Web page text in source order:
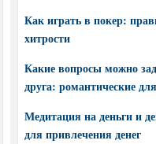
Как играть в покер:
хитрости
Какие вопросы можно
друга: романтические
Медитация на деньги и
для привлечения денег